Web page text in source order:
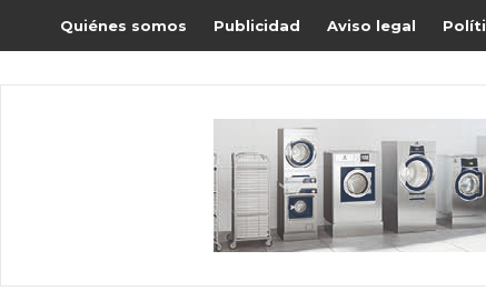
Quiénes somos Publicidad Aviso legal